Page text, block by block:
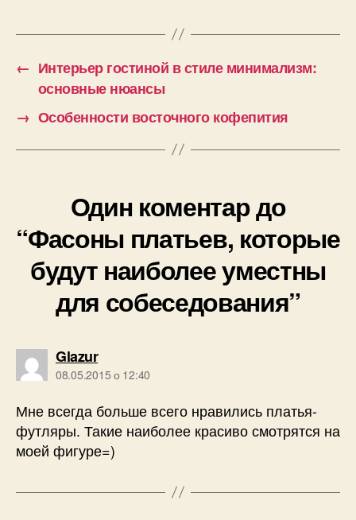
← Интерьер гостиной в стиле минимализм:
основные нюансы
→ Особенности восточного кофепития
Один коментар до
“Фасоны платьев, которые
будут наиболее уместны
для собеседования”
Glazurговорить:
08.05.2015 о 12:40
Мне всегда больше всего нравились платья-
футляры. Такие наиболее красиво смотрятся на
моей фигуре=)